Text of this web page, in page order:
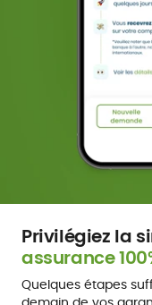
Privilégiez la
assurance
Quelques étapes